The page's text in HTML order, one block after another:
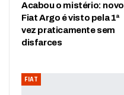
Acabou o mistério: novo
Fiat Argo é visto pela 1ª
vez praticamente sem
disfarces
FIAT